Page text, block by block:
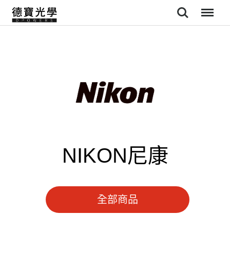
Search
NIKON尼康
全部商品